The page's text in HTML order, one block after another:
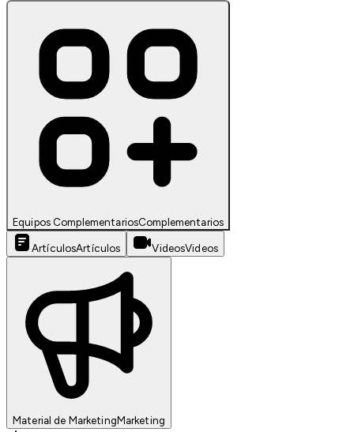
Equipos ComplementariosComplementarios
ArtículosArtículos VideosVideos
Material de MarketingMarketing